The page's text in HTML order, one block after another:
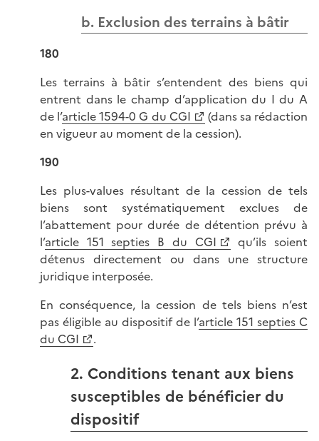
b. Exclusion des terrains à bâtir
180
Les terrains à bâtir s’entendent des biens qui
entrent dans le champ d’application du I du A
de l’article 1594-0 G du CGI
(dans sa rédaction
en vigueur au moment de la cession).
190
Les plus-values résultant de la cession de tels
biens sont systématiquement exclues de
l’abattement pour durée de détention prévu à
l’article 151 septies B du CGI
qu’ils soient
détenus directement ou dans une structure
juridique interposée.
En conséquence, la cession de tels biens n’est
pas éligible au dispositif de l’article 151 septies C
du CGI
.
2. Conditions tenant aux biens
susceptibles de bénéficier du
dispositif